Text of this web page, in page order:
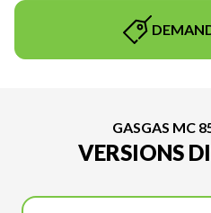
GASGAS MC
VERSIONS